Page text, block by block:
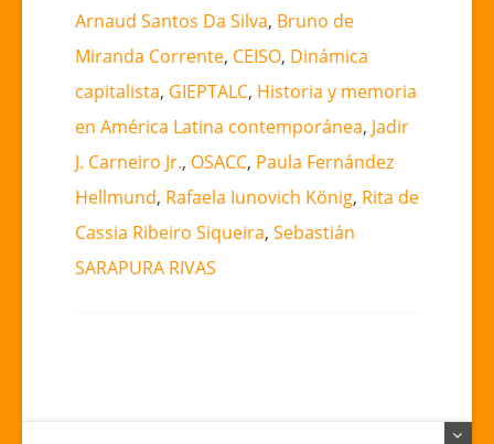
Arnaud Santos Da Silva, Bruno de
Miranda Corrente, CEISO, Dinámica
capitalista, GIEPTALC, Historia y memoria
en América Latina contemporánea, Jadir
J. Carneiro Jr., OSACC, Paula Fernández
Hellmund, Rafaela Iunovich König, Rita de
Cassia Ribeiro Siqueira, Sebastián
SARAPURA RIVAS